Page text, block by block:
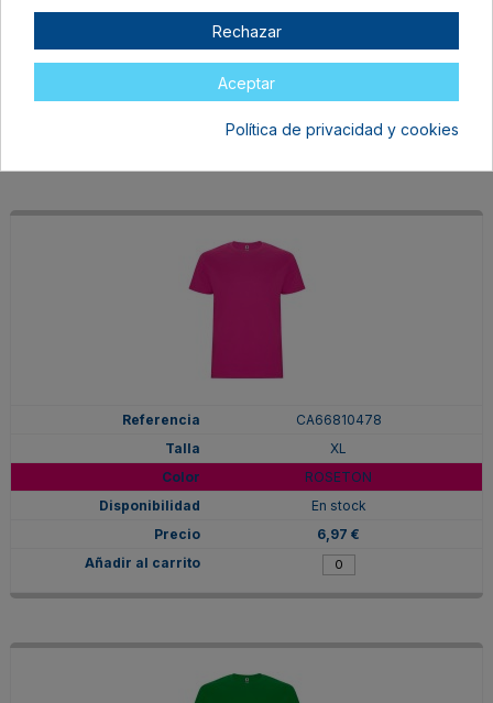
XL
6,97 €
CA66810478
XL
ROSETON
En stock
6,97 €
Rechazar
Aceptar
Política de privacidad y cookies